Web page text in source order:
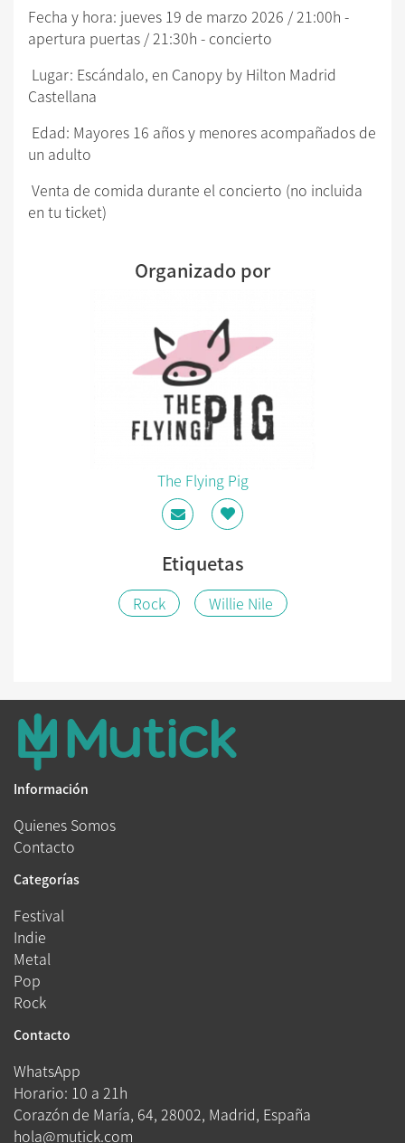
Fecha y hora: jueves 19 de marzo 2026 / 21:00h -
apertura puertas / 21:30h - concierto
Lugar: Escándalo, en Canopy by Hilton Madrid
Castellana
Edad: Mayores 16 años y menores acompañados de
un adulto
Venta de comida durante el concierto (no incluida
en tu ticket)
Organizado por
The Flying Pig
Etiquetas
Rock Willie Nile
Información
Quienes Somos
Contacto
Categorías
Festival
Indie
Metal
Pop
Rock
Contacto
WhatsApp
Horario: 10 a 21h
Corazón de María, 64, 28002, Madrid, España
hola@mutick.com